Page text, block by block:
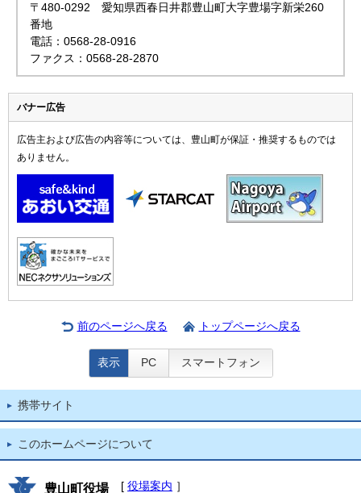
〒480-0292 愛知県西春日井郡豊山町大字豊場字新栄260
番地
電話：0568-28-0916
ファクス：0568-28-2870
バナー広告
広告主および広告の内容等については、豊山町が保証・推奨するものでは
ありません。
前のページへ戻る トップページへ戻る
表示 PC スマートフォン
携帯サイト
このホームページについて
豊山町役場 [ 役場案内 ］